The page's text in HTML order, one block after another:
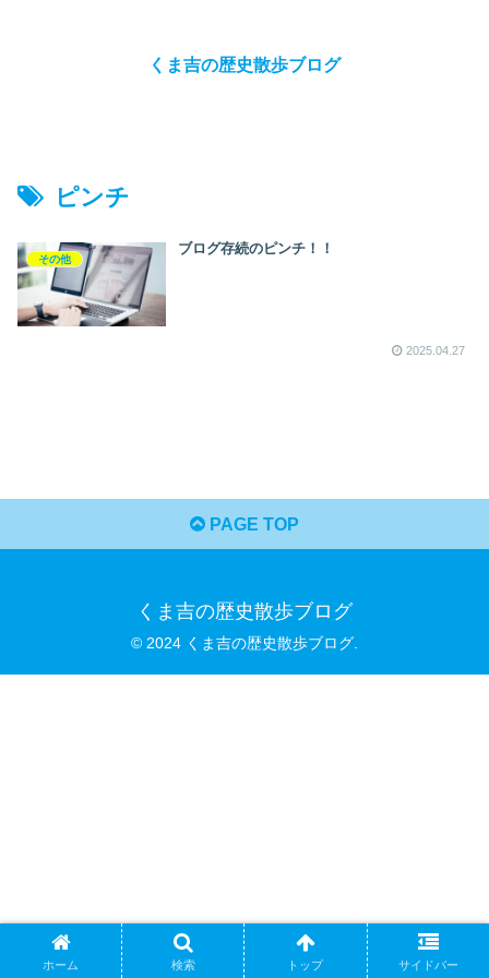
くま吉の歴史散歩ブログ
ピンチ
その他
ブログ存続のピンチ！！
2025.04.27
PAGE TOP
くま吉の歴史散歩ブログ
© 2024 くま吉の歴史散歩ブログ.
ホーム 検索 トップ サイドバー